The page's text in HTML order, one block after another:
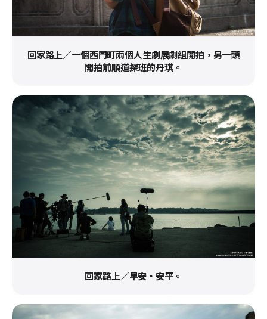
回家路上／一個西門町兩個人生劇展劇組開拍，另一頭
開拍前順道探班的丹琪。
回家路上／早安・安平。